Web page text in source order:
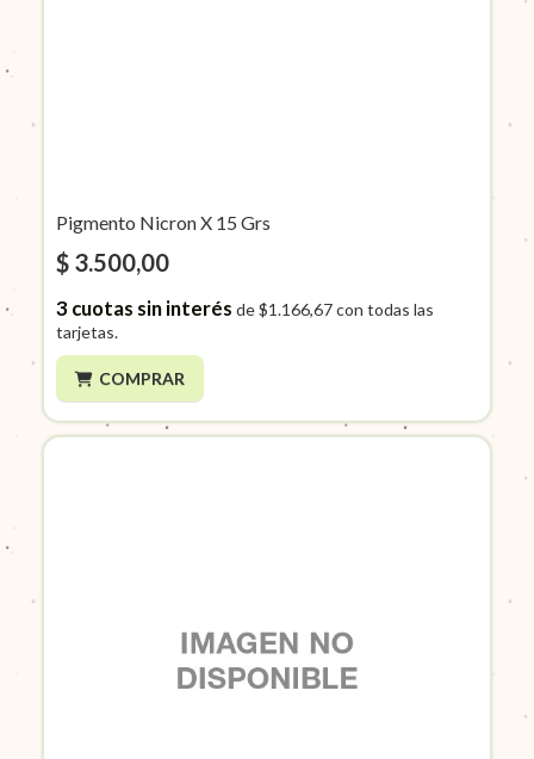
Pigmento Nicron X 15 Grs
$ 3.500,00
3cuotas sin interés de$1.166,67con todas las
tarjetas.
COMPRAR